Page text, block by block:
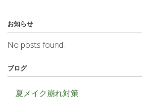
お知らせ
No posts found.
ブログ
夏メイク崩れ対策